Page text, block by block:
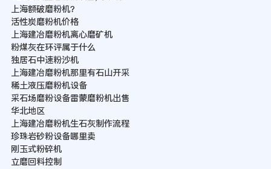
上海额破磨粉机？
活性炭磨粉机价格
上海建冶磨粉机离心磨矿机
粉煤灰在环评属于什么
独居石中速粉沙机
上海建冶磨粉机那里有石山开采
稀土液压磨粉机设备
采石场磨粉设备雷蒙磨粉机出售
华北地区
上海建冶磨粉机生石灰制作流程
珍珠岩砂粉设备哪里卖
刚玉式粉碎机
立磨回料控制